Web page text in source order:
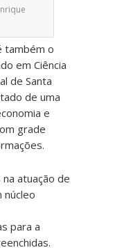
também o
em Ciência
de Santa
de uma
e
grade
atuação de
núcleo
para a